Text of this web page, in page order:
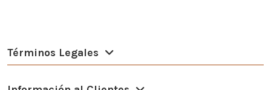
Términos Legales